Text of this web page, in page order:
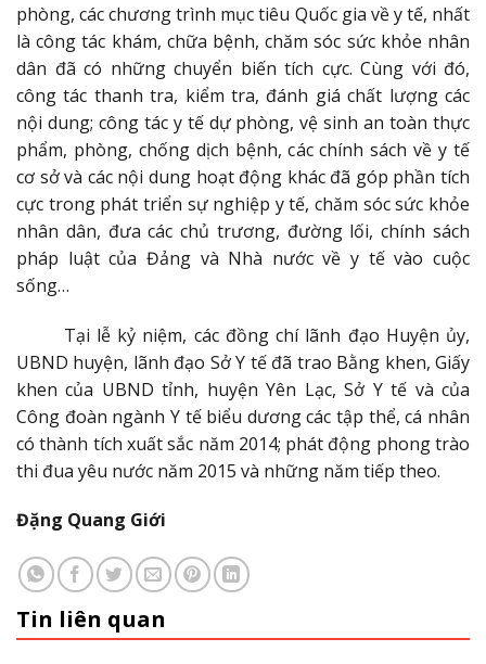
phòng, các chương trình mục tiêu Quốc gia về y tế, nhất
là công tác khám, chữa bệnh, chăm sóc sức khỏe nhân
dân đã có những chuyển biến tích cực. Cùng với đó,
công tác thanh tra, kiểm tra, đánh giá chất lượng các
nội dung; công tác y tế dự phòng, vệ sinh an toàn thực
phẩm, phòng, chống dịch bệnh, các chính sách về y tế
cơ sở và các nội dung hoạt động khác đã góp phần tích
cực trong phát triển sự nghiệp y tế, chăm sóc sức khỏe
nhân dân, đưa các chủ trương, đường lối, chính sách
pháp luật của Đảng và Nhà nước về y tế vào cuộc
sống…
Tại lễ kỷ niệm, các đồng chí lãnh đạo Huyện ủy,
UBND huyện, lãnh đạo Sở Y tế đã trao Bằng khen, Giấy
khen của UBND tỉnh, huyện Yên Lạc, Sở Y tế và của
Công đoàn ngành Y tế biểu dương các tập thể, cá nhân
có thành tích xuất sắc năm 2014; phát động phong trào
thi đua yêu nước năm 2015 và những năm tiếp theo.
Đặng Quang Giới
Tin liên quan